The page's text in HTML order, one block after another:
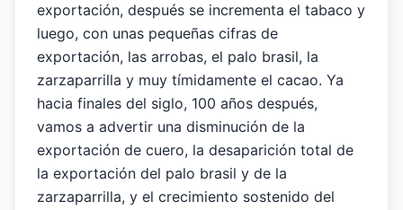
exportación, después se incrementa el tabaco y
luego, con unas pequeñas cifras de
exportación, las arrobas, el palo brasil, la
zarzaparrilla y muy tímidamente el cacao. Ya
hacia finales del siglo, 100 años después,
vamos a advertir una disminución de la
exportación de cuero, la desaparición total de
la exportación del palo brasil y de la
zarzaparrilla, y el crecimiento sostenido del